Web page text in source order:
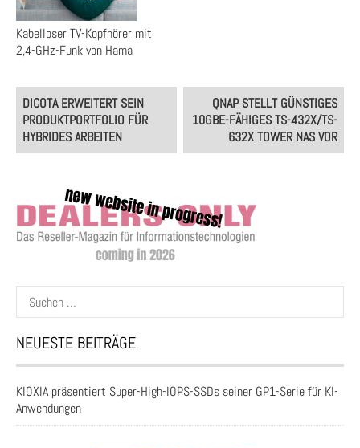
Kabelloser TV-Kopfhörer mit
2,4-GHz-Funk von Hama
Post
navigation
DICOTA ERWEITERT SEIN
PRODUKTPORTFOLIO FÜR
HYBRIDES ARBEITEN
QNAP STELLT GÜNSTIGES
10GBE-FÄHIGES TS-432X/TS-
632X TOWER NAS VOR
Suchen
nach:
NEUESTE BEITRÄGE
KIOXIA präsentiert Super-High-IOPS-SSDs seiner GP1-Serie für KI-
Anwendungen